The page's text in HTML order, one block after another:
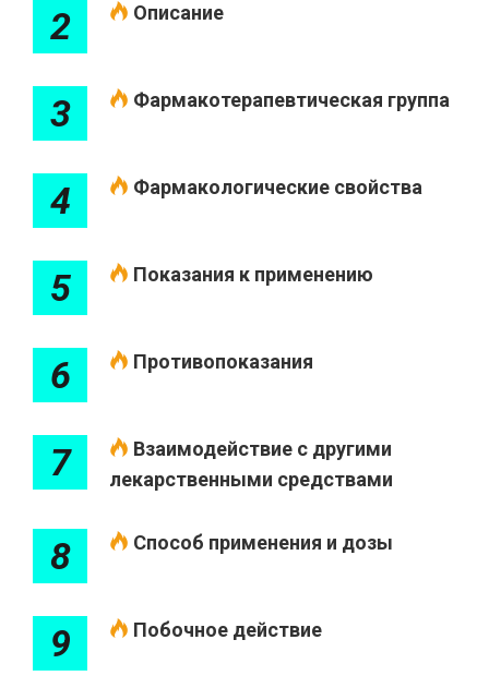
2 Описание
3 Фармакотерапевтическая группа
4 Фармакологические свойства
5 Показания к применению
6 Противопоказания
7
Взаимодействие с другими
лекарственными средствами
8 Способ применения и дозы
9 Побочное действие